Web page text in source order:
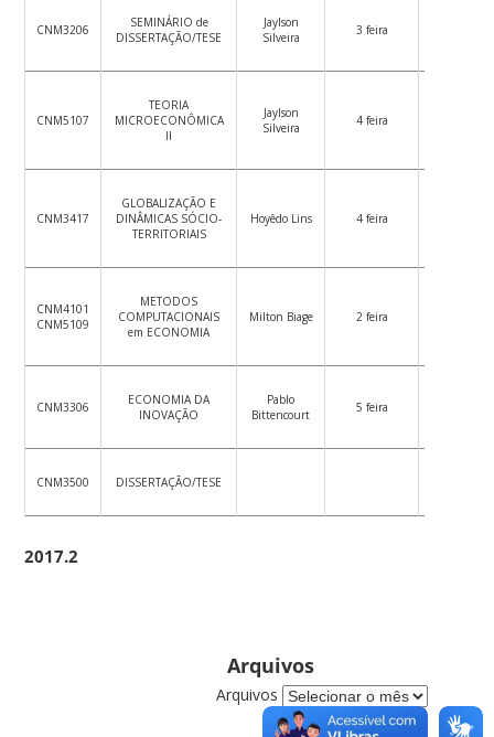
CNM3206
SEMINÁRIO de
DISSERTAÇÃO/TESE
Jaylson
Silveira
3 feira
CNM5107
TEORIA
MICROECONÔMICA
II
Jaylson
Silveira
4 feira
CNM3417
GLOBALIZAÇÃO E
DINÂMICAS SÓCIO-
TERRITORIAIS
Hoyêdo Lins 4 feira
CNM4101
CNM5109
METODOS
COMPUTACIONAIS
em ECONOMIA
Milton Biage 2 feira
CNM3306
ECONOMIA DA
INOVAÇÃO
Pablo
Bittencourt
5 feira
CNM3500 DISSERTAÇÃO/TESE
2017.2
Arquivos
Arquivos